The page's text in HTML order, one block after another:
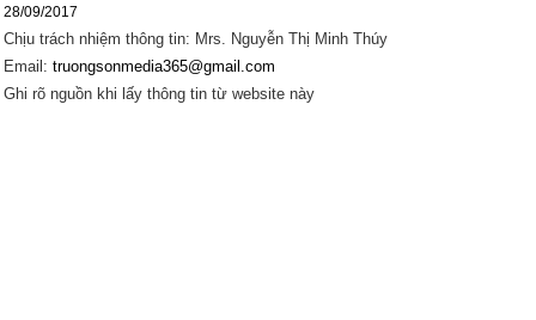
28/09/2017
Chịu trách nhiệm thông tin: Mrs. Nguyễn Thị Minh Thúy
Email: truongsonmedia365@gmail.com
Ghi rõ nguồn khi lấy thông tin từ website này